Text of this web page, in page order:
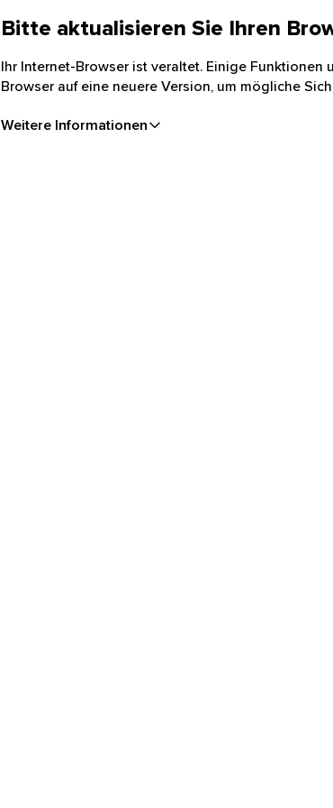
Bitte aktualisieren Sie Ihren
Ihr Internet-Browser ist veraltet. Einige
Browser auf eine neuere Version, um mögliche
Weitere Informationen